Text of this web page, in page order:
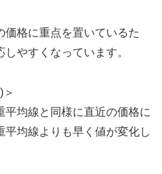
格に重点を置いているた
やすくなっています。
均線と同様に直近の価格に
均線よりも早く値が変化し